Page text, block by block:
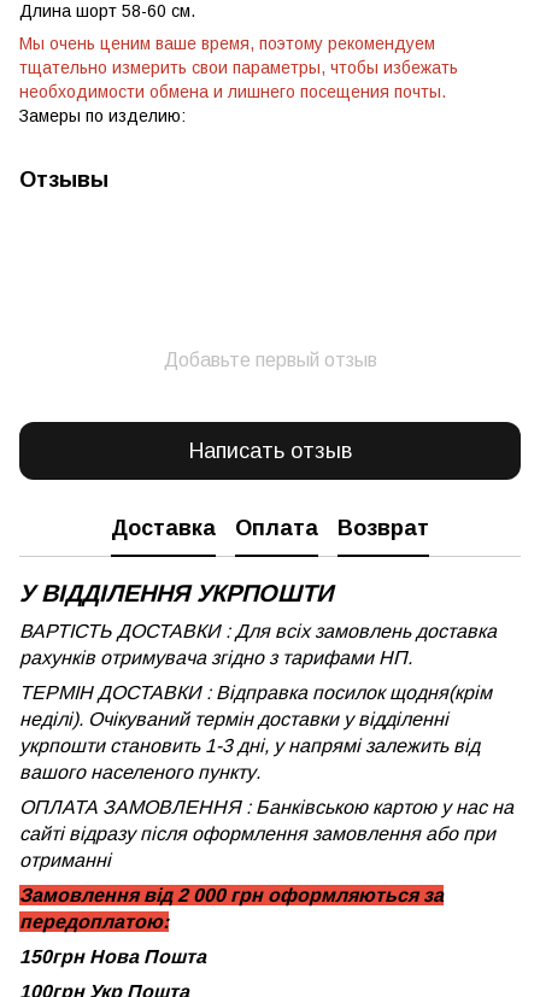
Длина шорт 58-60 см.
Мы очень ценим ваше время, поэтому рекомендуем
тщательно измерить свои параметры, чтобы избежать
необходимости обмена и лишнего посещения почты.
Замеры по изделию:
Отзывы
Добавьте первый отзыв
Написать отзыв
Доставка Оплата Возврат
У ВІДДІЛЕННЯ УКРПОШТИ
ВАРТІСТЬ ДОСТАВКИ : Для всіх замовлень доставка
рахунків отримувача згідно з тарифами НП.
ТЕРМІН ДОСТАВКИ : Відправка посилок щодня(крім
неділі). Очікуваний термін доставки у відділенні
укрпошти становить 1-3 дні, у напрямі залежить від
вашого населеного пункту.
ОПЛАТА ЗАМОВЛЕННЯ : Банківською картою у нас на
сайті відразу після оформлення замовлення або при
отриманні
Замовлення від 2 000 грн оформляються за
передоплатою:
150грн Нова Пошта
100грн Укр Пошта